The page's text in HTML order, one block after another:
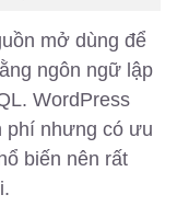
mở dùng để
ngôn ngữ lập
WordPress
phí nhưng có ưu
biến nên rất